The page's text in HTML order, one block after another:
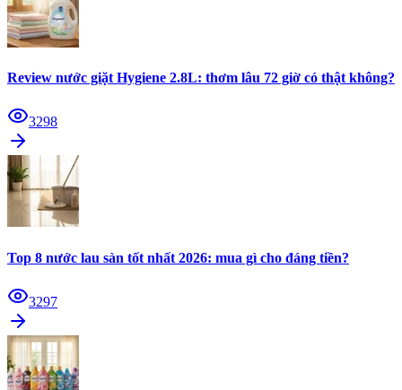
Review nước giặt Hygiene 2.8L: thơm lâu 72 giờ có thật không?
3298
Top 8 nước lau sàn tốt nhất 2026: mua gì cho đáng tiền?
3297